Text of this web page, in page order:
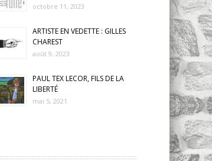
octobre 11, 2023
ARTISTE EN VEDETTE : GILLES
CHAREST
août 9, 2023
PAUL TEX LECOR, FILS DE LA
LIBERTÉ
mai 5, 2021